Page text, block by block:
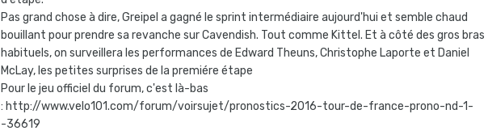
Pas grand chose à dire, Greipel a gagné le sprint intermédiaire aujourd'hui et semble chaud
bouillant pour prendre sa revanche sur Cavendish. Tout comme Kittel. Et à côté des gros bras
habituels, on surveillera les performances de Edward Theuns, Christophe Laporte et Daniel
McLay, les petites surprises de la premiére étape
Pour le jeu officiel du forum, c'est là-bas
: http://www.velo101.com/forum/voirsujet/pronostics-2016-tour-de-france-prono-nd-1-
-36619